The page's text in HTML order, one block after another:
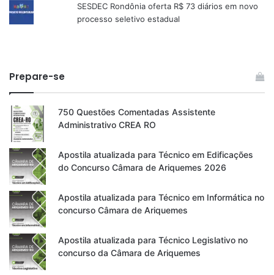
SESDEC Rondônia oferta R$ 73 diários em novo
processo seletivo estadual
Prepare-se
750 Questões Comentadas Assistente
Administrativo CREA RO
Apostila atualizada para Técnico em Edificações
do Concurso Câmara de Ariquemes 2026
Apostila atualizada para Técnico em Informática no
concurso Câmara de Ariquemes
Apostila atualizada para Técnico Legislativo no
concurso da Câmara de Ariquemes